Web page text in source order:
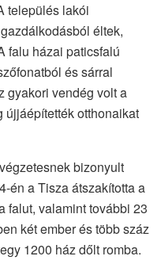
település lakói
éltek,
falu házai paticsfalú
és sárral
gyakori vendég volt a
otthonaikat
bizonyult
én a Tisza átszakította a
falut, valamint további 23
két ember és több száz
1200 ház dőlt romba.